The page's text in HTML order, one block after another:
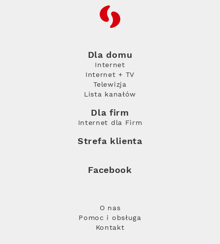
RFC
Dla domu
Internet
Internet + TV
Telewizja
Lista kanałów
Dla firm
Internet dla Firm
Strefa klienta
Facebook
O nas
Pomoc i obsługa
Kontakt